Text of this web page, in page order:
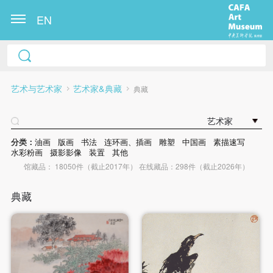
EN
艺术与艺术家 艺术家&典藏 典藏
艺术家
分类： 油画 版画 书法 连环画、插画 雕塑 中国画
素描速写
水彩粉画
摄影影像 装置 其他
馆藏品： 18050件（截止2017年） 在线藏品：298件（截止2026年）
典藏